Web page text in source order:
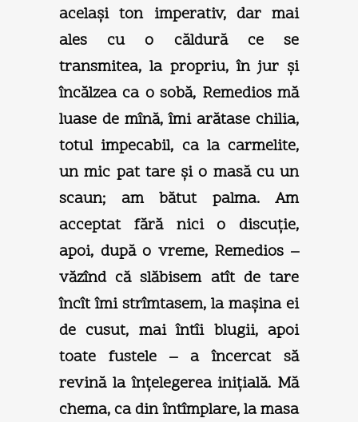
acelaşi ton imperativ, dar mai
ales cu o căldură ce se
transmitea, la propriu, în jur şi
încălzea ca o sobă, Remedios mă
luase de mînă, îmi arătase chilia,
totul impecabil, ca la carmelite,
un mic pat tare şi o masă cu un
scaun; am bătut palma. Am
acceptat fără nici o discuţie,
apoi, după o vreme, Remedios –
văzînd că slăbisem atît de tare
încît îmi strîmtasem, la maşina ei
de cusut, mai întîi blugii, apoi
toate fustele – a încercat să
revină la înţelegerea iniţială. Mă
chema, ca din întîmplare, la masa